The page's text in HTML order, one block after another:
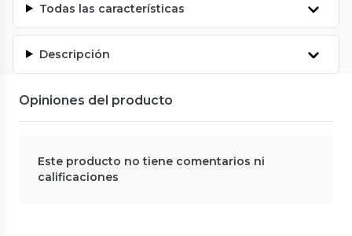
Todas las características
Descripción
Opiniones del producto
Este producto no tiene comentarios ni
calificaciones